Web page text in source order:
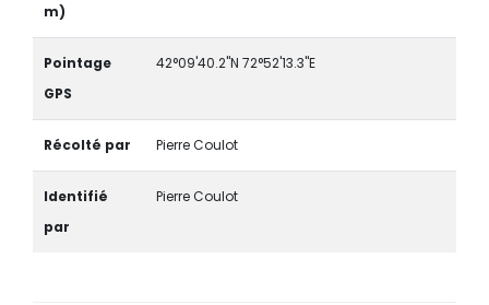
m)
Pointage
GPS
42°09'40.2"N 72°52'13.3"E
Récolté par Pierre Coulot
Identifié
par
Pierre Coulot